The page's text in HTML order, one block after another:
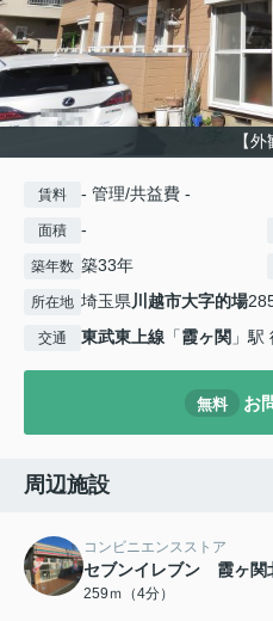
【外
賃料 - 管理/共益費 -
面積 -
築年数 築33年
所在地 埼玉県川越市大字的場
交通 東武東上線 「霞ヶ関 」駅
無料 お
周辺施設
コンビニエンスストア
セブンイレブン 霞ヶ関
259ｍ（4分）